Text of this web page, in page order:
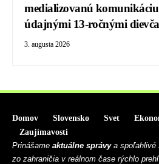
medializovanú komunikáciu
údajnými 13-ročnými
3. augusta 2026
Domov Slovensko Svet
Zaujímavosti
Prinášame aktuálne správya spoľahlivé
zo zahraničia v reálnom čase rýchlo